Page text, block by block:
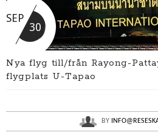
SEP
30
Nya flyg till/från Rayong-
flygplats U-Tapao
BY